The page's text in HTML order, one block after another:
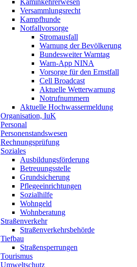
Kaminkehrerwesen
Versammlungsrecht
Kampfhunde
Notfallvorsorge
Stromausfall
Warnung der Bevölkerung
Bundesweiter Warntag
Warn-App NINA
Vorsorge für den Ernstfall
Cell Broadcast
Aktuelle Wetterwarnung
Notrufnummern
Aktuelle Hochwassermeldung
Organisation, IuK
Personal
Personenstandswesen
Rechnungsprüfung
Soziales
Ausbildungsförderung
Betreuungsstelle
Grundsicherung
Pflegeeinrichtungen
Sozialhilfe
Wohngeld
Wohnberatung
Straßenverkehr
Straßenverkehrsbehörde
Tiefbau
Straßensperrungen
Tourismus
Umweltschutz